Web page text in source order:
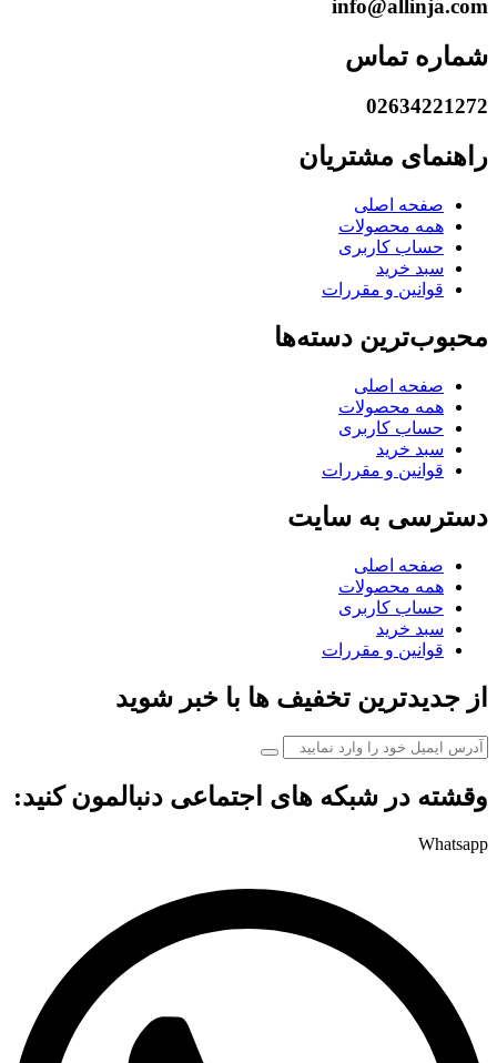
info@allinja.com
شماره تماس
02634221272
راهنمای مشتریان
صفحه اصلی
همه محصولات
حساب کاربری
سبد خرید
قوانین و مقررات
محبوب‌ترین دسته‌ها
صفحه اصلی
همه محصولات
حساب کاربری
سبد خرید
قوانین و مقررات
دسترسی به سایت
صفحه اصلی
همه محصولات
حساب کاربری
سبد خرید
قوانین و مقررات
از جدیدترین تخفیف ها با خبر شوید
وقشته در شبکه های اجتماعی دنبالمون کنید:
Whatsapp